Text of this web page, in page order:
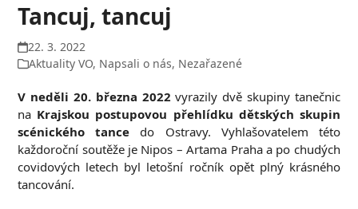
Tancuj, tancuj
22. 3. 2022
Aktuality VO, Napsali o nás, Nezařazené
V neděli 20. března 2022 vyrazily dvě skupiny tanečnic
na Krajskou postupovou přehlídku dětských skupin
scénického tancedo Ostravy. Vyhlašovatelem této
každoroční soutěže je Nipos – Artama Praha a po chudých
covidových letech byl letošní ročník opět plný krásného
tancování.